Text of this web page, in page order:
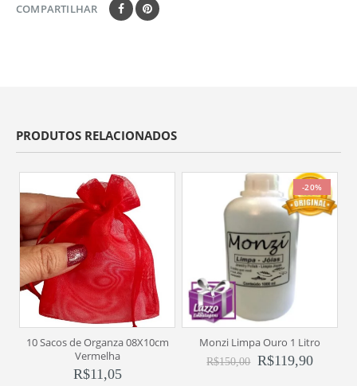
COMPARTILHAR
PRODUTOS RELACIONADOS
10 Sacos de Organza 08X10cm
Vermelha
R$11,05
-20%
Monzi Limpa Ouro 1 Litro
R$150,00 R$119,90